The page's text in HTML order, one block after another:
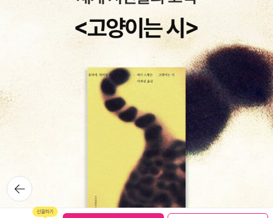
“평범한 나날조차도...턱없이 모자란다는 점을 두려워하지 않고 옆 마
을로 말을 타고 나설 작정”을 할 수 있는지 이해하기 힘들다는 할아버
이상을 찾으려는 새로운 세대의 응축된 대립의 장면이다. 이러한 세
대 간의 갈등, 즉 지배의 세계를 넘어서야 한다는 메시지는 카프카 소
설의 커다란 하나의 축인 것 같다. 그것은 약혼녀 ‘펠리체 B'라는 부
제가 달린 「선고」의 주인공 ’게오르크‘와 아버지의 거듭되는 위상의
엎치락뒤치락하는 장면에서 극심한 갈등의 고통으로 나타난다. 둔감
하고 더럽고 편견으로 그득한 아버지가 아들에게 원죄를 씌워 판결하
에서 추락하는 아들의 행위처럼 아이러니로 가득하다. 이 작품에 시
선이 붙들리는 것은 이러한 세대 간의 권력 갈등 못지않게 ’죽음‘이 지
뒤로가
기